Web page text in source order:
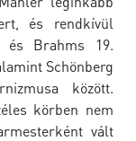
és rendkívül
és Brahms 19.
Schönberg
között.
körben nem
vált